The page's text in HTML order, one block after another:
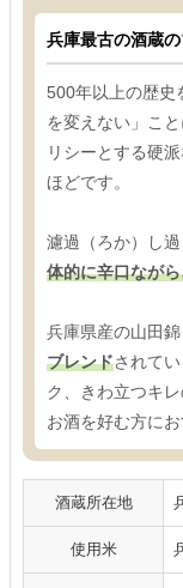
兵庫最古の酒蔵
500年以上の歴史
を変えない」こ
リシーとする硬
ほどです。
濾過（ろか）し
体的に辛口なが
兵庫県産の山田
ブレンドされて
ク、きわ立つキ
お酒を好む方にお
酒蔵所在地
使用米